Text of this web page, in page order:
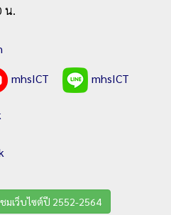
น.
mhsICT mhsICT
มเว็บไซต์ปี 2552-2564